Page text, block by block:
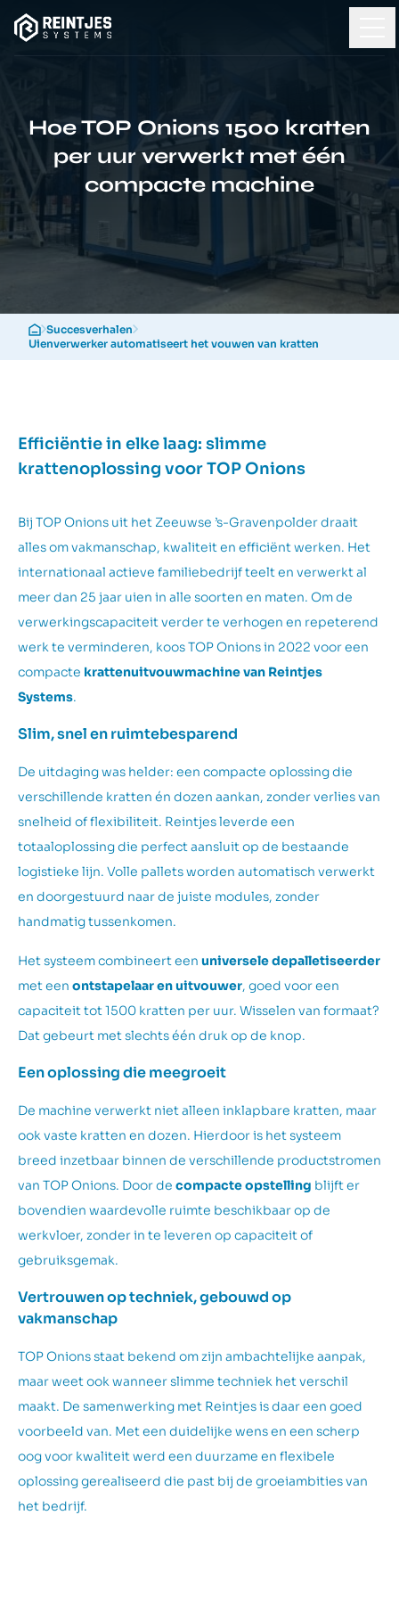
Hoe TOP Onions 1500 kratten
per uur verwerkt met één
compacte machine
Succesverhalen
Uienverwerker automatiseert het vouwen van kratten
Efficiëntie in elke laag: slimme
krattenoplossing voor TOP Onions
Bij TOP Onions uit het Zeeuwse ’s-Gravenpolder draait
alles om vakmanschap, kwaliteit en efficiënt werken. Het
internationaal actieve familiebedrijf teelt en verwerkt al
meer dan 25 jaar uien in alle soorten en maten. Om de
verwerkingscapaciteit verder te verhogen en repeterend
werk te verminderen, koos TOP Onions in 2022 voor een
compacte krattenuitvouwmachine van Reintjes
Systems.
Slim, snel en ruimtebesparend
De uitdaging was helder: een compacte oplossing die
verschillende kratten én dozen aankan, zonder verlies van
snelheid of flexibiliteit. Reintjes leverde een
totaaloplossing die perfect aansluit op de bestaande
logistieke lijn. Volle pallets worden automatisch verwerkt
en doorgestuurd naar de juiste modules, zonder
handmatig tussenkomen.
Het systeem combineert een universele depalletiseerder
met een ontstapelaar en uitvouwer, goed voor een
capaciteit tot 1500 kratten per uur. Wisselen van formaat?
Dat gebeurt met slechts één druk op de knop.
Een oplossing die meegroeit
De machine verwerkt niet alleen inklapbare kratten, maar
ook vaste kratten en dozen. Hierdoor is het systeem
breed inzetbaar binnen de verschillende productstromen
van TOP Onions. Door de compacte opstelling blijft er
bovendien waardevolle ruimte beschikbaar op de
werkvloer, zonder in te leveren op capaciteit of
gebruiksgemak.
Vertrouwen op techniek, gebouwd op
vakmanschap
TOP Onions staat bekend om zijn ambachtelijke aanpak,
maar weet ook wanneer slimme techniek het verschil
maakt. De samenwerking met Reintjes is daar een goed
voorbeeld van. Met een duidelijke wens en een scherp
oog voor kwaliteit werd een duurzame en flexibele
oplossing gerealiseerd die past bij de groeiambities van
het bedrijf.